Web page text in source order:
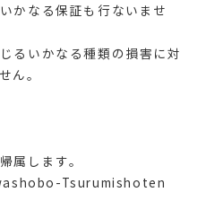
かなる保証も行ないませ
るいかなる種類の損害に対
ん。
属します。
Tsurumishoten